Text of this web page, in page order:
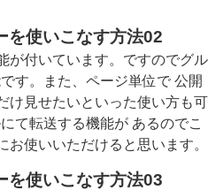
を使いこなす方法02
が付いています。ですのでグル
す。また、ページ単位で 公開
け見せたいといった使い方も可
て転送する機能が あるのでこ
使いいただけると思います。
を使いこなす方法03